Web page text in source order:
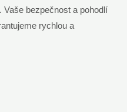
bezpečnost a pohodlí
rychlou a